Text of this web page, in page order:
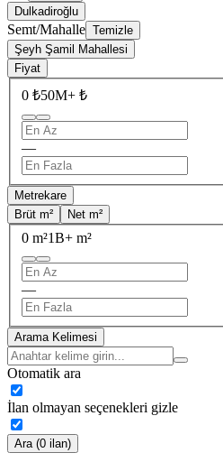
Dulkadiroğlu
Semt/Mahalle Temizle
Şeyh Şamil Mahallesi
Fiyat
0 ₺50M+ ₺
—
Metrekare
Brüt m²
Net m²
0 m²1B+ m²
—
Arama Kelimesi
Otomatik ara
İlan olmayan seçenekleri gizle
Ara (0 ilan)